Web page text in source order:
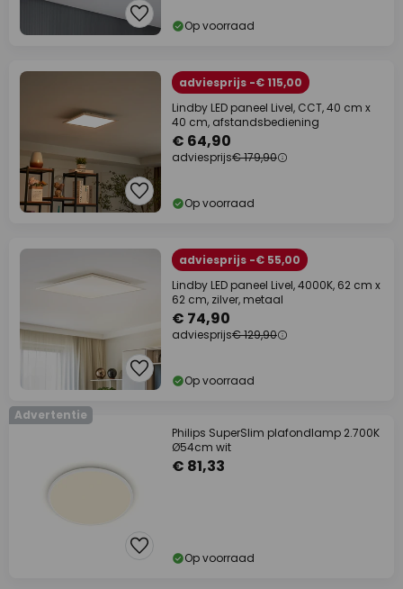
Op voorraad
adviesprijs -€ 115,00
Lindby LED paneel Livel, CCT, 40 cm x
40 cm, afstandsbediening
€ 64,90
adviesprijs€ 179,90
Op voorraad
adviesprijs -€ 55,00
Lindby LED paneel Livel, 4000K, 62 cm x
62 cm, zilver, metaal
€ 74,90
adviesprijs€ 129,90
Op voorraad
Advertentie
Philips SuperSlim plafondlamp 2.700K
Ø54cm wit
€ 81,33
Op voorraad